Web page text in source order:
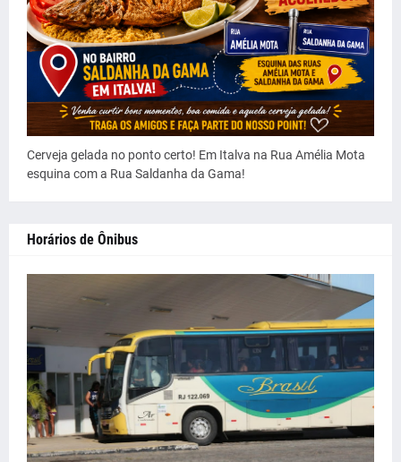
Cerveja gelada no ponto certo! Em Italva na Rua Amélia Mota
esquina com a Rua Saldanha da Gama!
Horários de Ônibus